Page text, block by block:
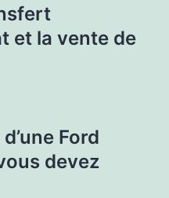
et la vente de
Ford
devez